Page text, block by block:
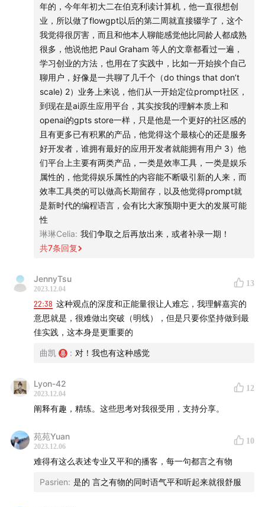
制作人：Celia
剪辑：思娜
片头 bgm：Mondo Bongo - Joe Strummer & The
Mescaleros
最后，我们的 AI 私董会也在持续报名中，目前已经聚集
了一批市场上最好的 AI 创始人，欢迎点击链接报名（里
面也有目前已加入的成员名单，可点击查看）
年的，今年年初大二在伯克利读计算机，他一直很想创
业，所以做了flowgpt以后的第二周就直接辍学了，这个
我觉得很厉害，而且和他本人聊能感觉他比同龄人都成熟
很多，他说他把 Paul Graham 等人的文章都看过一遍，
学习创业的方法，也用在了实践中，比如一开始挨个自己
聊用户，好像是一共聊了几千个（do things that don’t
scale) 2）业务上来说，他们从一开始定位prompt社区，
到现在是ai原生应用平台，其实按我的理解本质上和
openai的gpts store一样，只是他是一个更好的社区感的
且有更多已有积累的产品，他觉得这个最核心的还是服务
好开发者，谁拥有最好的应用开发者就能拥有用户 3）他
们平台上主要有两类产品，一类是效率工具，一类是娱乐
属性的，他觉得娱乐属性的内容能不断吸引新的人来，而
效率工具类的可以做高长期留存，以及他觉得prompt就
是新时代的编程语言，会有比大家预期中更大的发展可能
性
琳琳Celia: 我们争取之后再放出来，或者补录一期！
共7条回复
JennyTsu
2023.12.04
13
22:38 这种观点的深度和正能量很让人难忘，我理解嘉宾的
意思就是，很难做出突破（明线），但是只要你坚持做到最
佳实践，这本身是更重要的
曲凯 : 对！我也有这种感觉
Lyon-42
2023.12.04
12
阐释有趣，精练。这些思考对我很受用，支持分享。
苑苑Yuan
2023.12.06
10
难得有这么表述专业又平和的播客，每一句都言之有物
Pasrien: 是的 言之有物的同时语气平和听起来就很舒服